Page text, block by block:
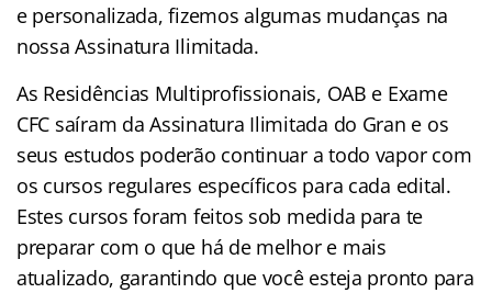
e personalizada, fizemos algumas mudanças na
nossa Assinatura Ilimitada.
As Residências Multiprofissionais, OAB e Exame
CFC saíram da Assinatura Ilimitada do Gran e os
seus estudos poderão continuar a todo vapor com
os cursos regulares específicos para cada edital.
Estes cursos foram feitos sob medida para te
preparar com o que há de melhor e mais
atualizado, garantindo que você esteja pronto para